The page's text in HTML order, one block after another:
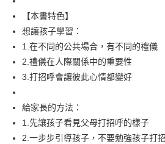
【本書特色】
想讓孩子學習：
1.在不同的公共場合，有不同的禮儀
2.禮儀在人際關係中的重要性
3.打招呼會讓彼此心情都變好
給家長的方法：
1.先讓孩子看見父母打招呼的樣子
2.一步步引導孩子，不要勉強孩子打